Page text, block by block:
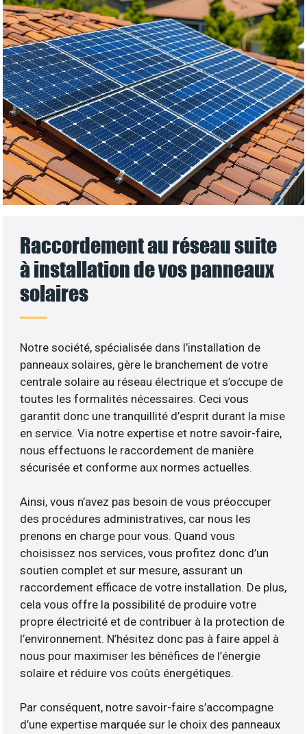
Raccordement au réseau suite
à installation de vos panneaux
solaires
Notre société, spécialisée dans l’installation de
panneaux solaires, gère le branchement de votre
centrale solaire au réseau électrique et s’occupe de
toutes les formalités nécessaires. Ceci vous
garantit donc une tranquillité d’esprit durant la mise
en service. Via notre expertise et notre savoir-faire,
nous effectuons le raccordement de manière
sécurisée et conforme aux normes actuelles.
Ainsi, vous n’avez pas besoin de vous préoccuper
des procédures administratives, car nous les
prenons en charge pour vous. Quand vous
choisissez nos services, vous profitez donc d’un
soutien complet et sur mesure, assurant un
raccordement efficace de votre installation. De plus,
cela vous offre la possibilité de produire votre
propre électricité et de contribuer à la protection de
l’environnement. N’hésitez donc pas à faire appel à
nous pour maximiser les bénéfices de l’énergie
solaire et réduire vos coûts énergétiques.
Par conséquent, notre savoir-faire s’accompagne
d’une expertise marquée sur le choix des panneaux